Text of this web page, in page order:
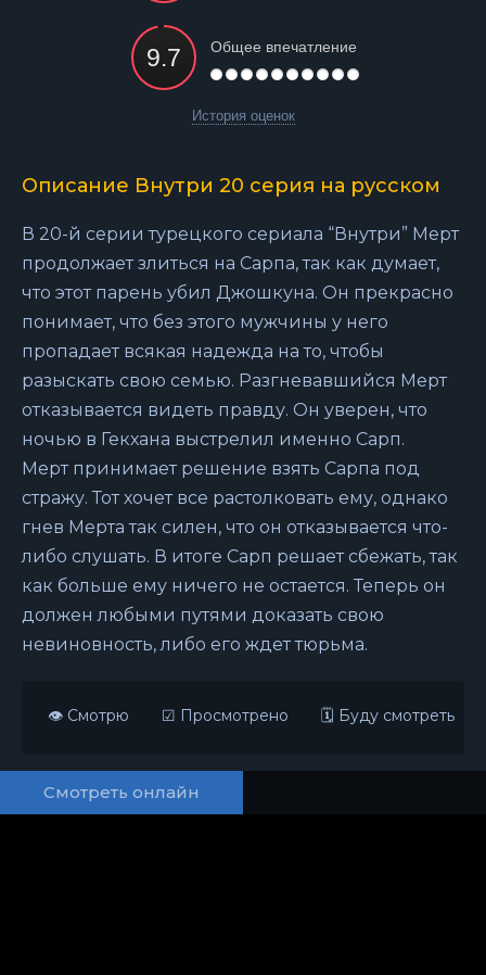
Общее впечатление
История оценок
Описание Внутри 20 серия на русском
В 20-й серии турецкого сериала “Внутри” Мерт
продолжает злиться на Сарпа, так как думает,
что этот парень убил Джошкуна. Он прекрасно
понимает, что без этого мужчины у него
пропадает всякая надежда на то, чтобы
разыскать свою семью. Разгневавшийся Мерт
отказывается видеть правду. Он уверен, что
ночью в Гекхана выстрелил именно Сарп.
Мерт принимает решение взять Сарпа под
стражу. Тот хочет все растолковать ему, однако
гнев Мерта так силен, что он отказывается что-
либо слушать. В итоге Сарп решает сбежать, так
как больше ему ничего не остается. Теперь он
должен любыми путями доказать свою
невиновность, либо его ждет тюрьма.
👁 Смотрю ☑ Просмотрено 🗓 Буду смотреть
Смотреть онлайн